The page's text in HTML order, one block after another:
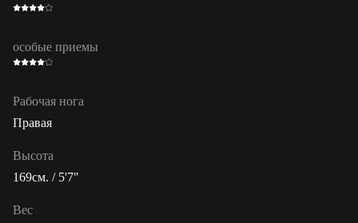
особые приемы
Рабочая нога
Правая
Высота
169см. / 5'7"
Вес